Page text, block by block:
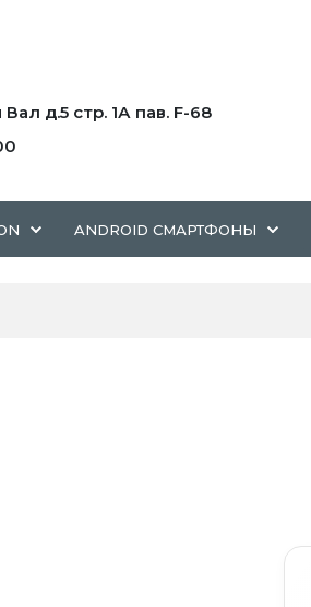
д.5 стр. 1А пав. F-68
ANDROID СМАРТФОНЫ